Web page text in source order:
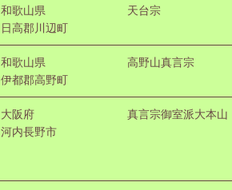
和歌山県
日高郡川辺町
天台宗
和歌山県
伊都郡高野町
高野山真言宗
大阪府
河内長野市
真言宗御室派大本山